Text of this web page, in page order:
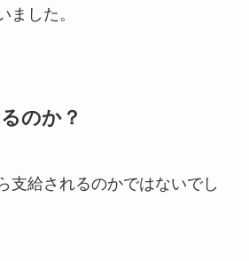
ました。
のか？
支給されるのかではないでし